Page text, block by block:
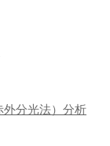
外分光法）分析